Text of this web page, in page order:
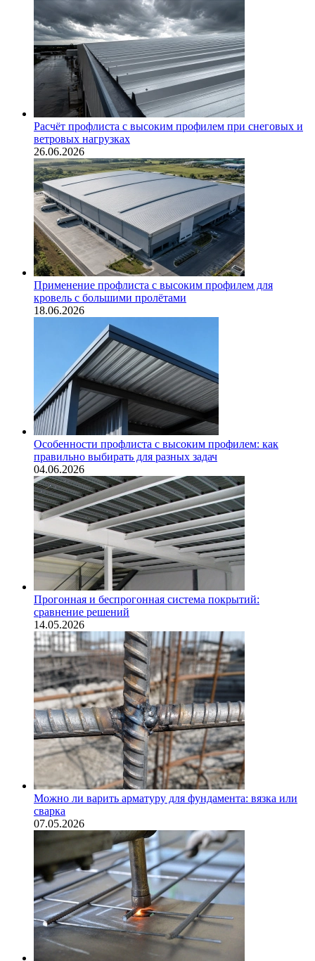
Расчёт профлиста с высоким профилем при снеговых и
ветровых нагрузках
26.06.2026
Применение профлиста с высоким профилем для
кровель с большими пролётами
18.06.2026
Особенности профлиста с высоким профилем: как
правильно выбирать для разных задач
04.06.2026
Прогонная и беспрогонная система покрытий:
сравнение решений
14.05.2026
Можно ли варить арматуру для фундамента: вязка или
сварка
07.05.2026